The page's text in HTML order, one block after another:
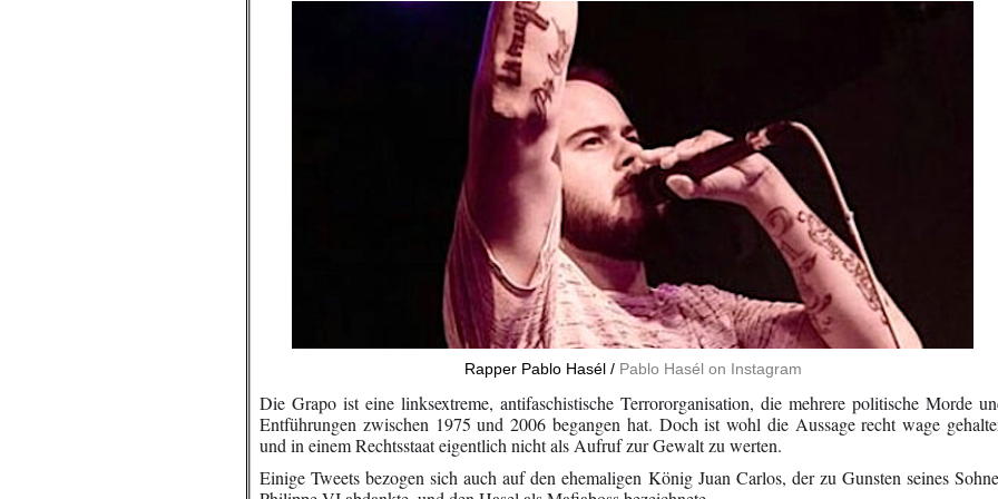
Rapper Pablo Hasél /Pablo Hasél on Instagram
Die Grapo ist eine linksextreme, antifaschistische Terrororganisation, die mehrere politische Morde
Entführungen zwischen 1975 und 2006 begangen hat. Doch ist wohl die Aussage recht wage
und in einem Rechtsstaat eigentlich nicht als Aufruf zur Gewalt zu werten.
Einige Tweets bezogen sich auch auf den ehemaligen König Juan Carlos, der zu Gunsten seines